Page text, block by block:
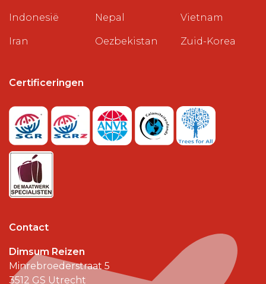
Indonesië
Iran
Nepal
Oezbekistan
Vietnam
Zuid-Korea
Certificeringen
Contact
Dimsum Reizen
Minrebroederstraat 5
3512 GS Utrecht